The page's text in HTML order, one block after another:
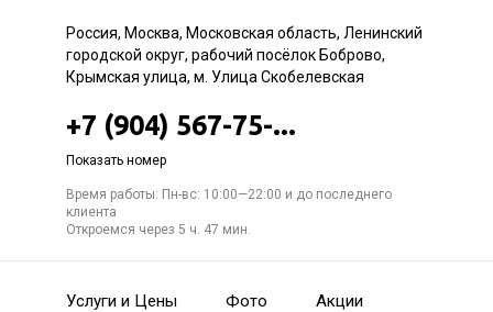
Россия, Москва, Московская область, Ленинский
городской округ, рабочий посёлок Боброво,
Крымская улица, м. Улица Скобелевская
+7 (904) 567-75-...
Показать номер
Время работы: Пн-вс: 10:00—22:00 и до последнего
клиента
Откроемся через 5 ч. 47 мин.
Услуги и Цены Фото Акции